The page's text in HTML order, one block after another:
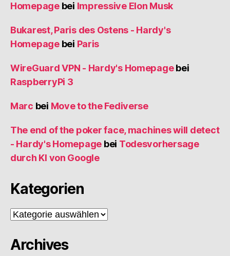
Homepagebei Impressive Elon Musk
Bukarest, Paris des Ostens - Hardy's
Homepagebei Paris
WireGuard VPN - Hardy's Homepagebei
RaspberryPi 3
Marc bei Move to the Fediverse
The end of the poker face, machines will detect
- Hardy's Homepage bei Todesvorhersage
durch KI von Google
Kategorien
Kategorien
Archives